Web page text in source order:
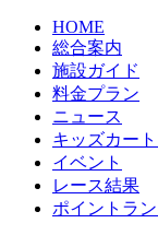
HOME
総合案内
施設ガイド
料金プラン
ニュース
キッズカー
イベント
レース結果
ポイントラ